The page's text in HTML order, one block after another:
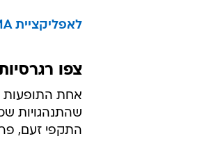
לאפליקציית JAMA
צפו
אחת התופעות
שהתנהגויות
התקפי זעם,